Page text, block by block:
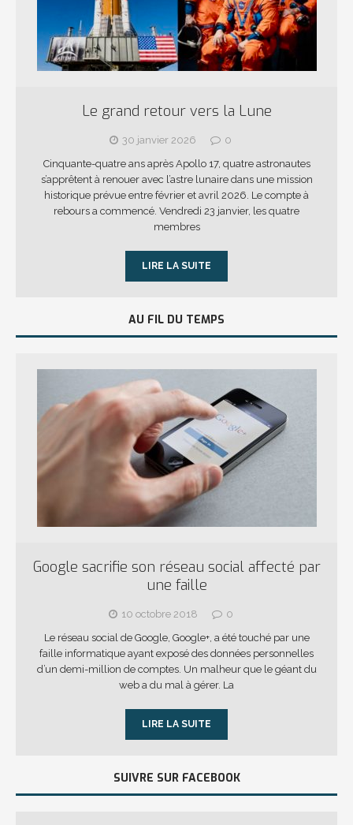
Le grand retour vers la Lune
30 janvier 2026
0
Cinquante-quatre ans après Apollo 17, quatre astronautes
s’apprêtent à renouer avec l’astre lunaire dans une mission
historique prévue entre février et avril 2026. Le compte à
rebours a commencé. Vendredi 23 janvier, les quatre
membres
LIRE LA SUITE
AU FIL DU TEMPS
Google sacrifie son réseau social affecté par
une faille
10 octobre 2018
0
Le réseau social de Google, Google+, a été touché par une
faille informatique ayant exposé des données personnelles
d’un demi-million de comptes. Un malheur que le géant du
web a du mal à gérer. La
LIRE LA SUITE
SUIVRE SUR FACEBOOK